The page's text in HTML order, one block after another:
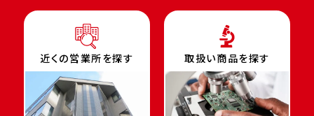
近くの営業所を探す 取扱い商品を探す